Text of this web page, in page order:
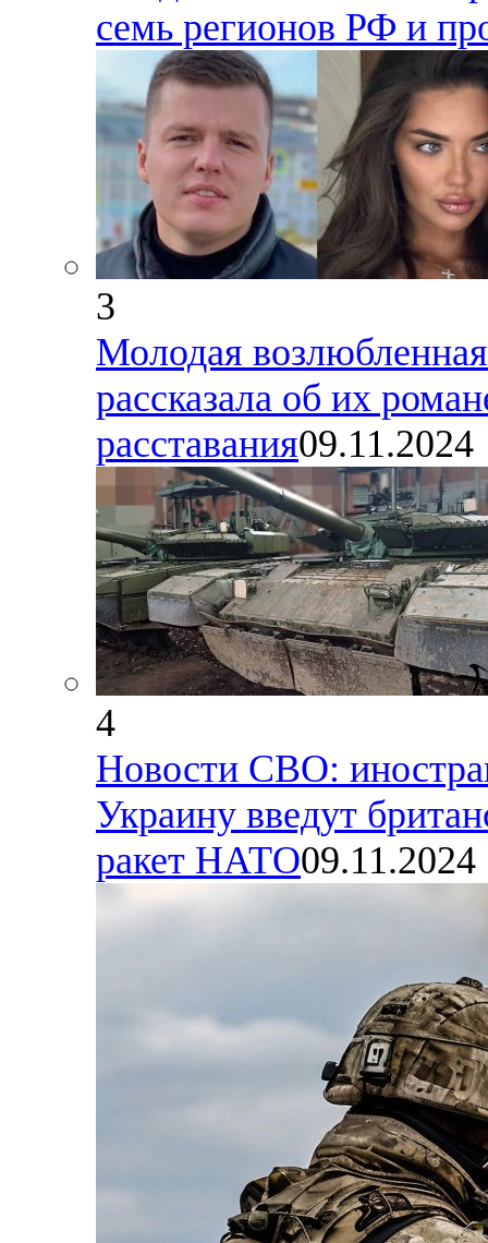
семь регионов РФ и
3
Молодая
рассказала об их
расставания09.11.2024
4
Новости СВО:
Украину введут
ракет НАТО09.11.2024